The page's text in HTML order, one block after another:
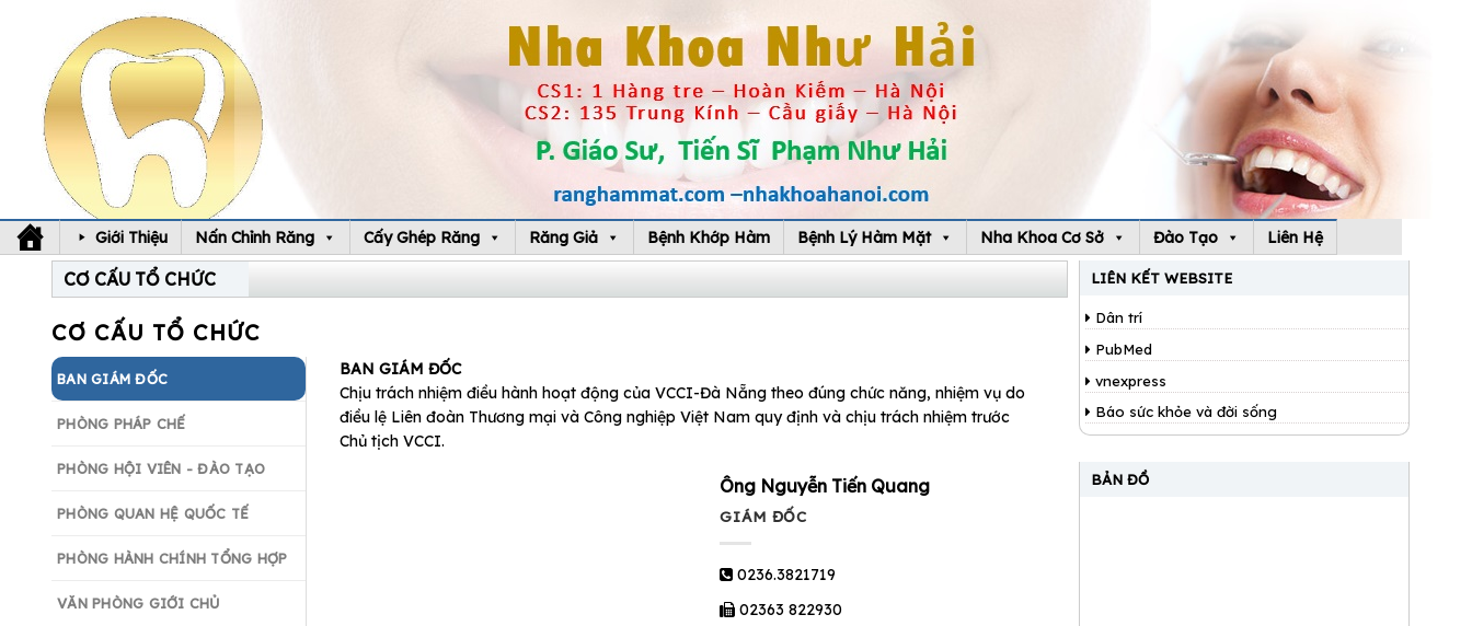
content
Giới Thiệu Nấn Chỉnh Răng Cấy Ghép Răng Răng Giả Bệnh Khớp Hàm Bệnh Lý Hàm Mặt Nha Khoa Cơ Sở Đào Tạo Liên Hệ
CƠ CẤU TỔ CHỨC
CƠ CẤU TỔ CHỨC
BAN GIÁM ĐỐC
PHÒNG PHÁP CHẾ
PHÒNG HỘI VIÊN - ĐÀO TẠO
PHÒNG QUAN HỆ QUỐC TẾ
PHÒNG HÀNH CHÍNH TỔNG HỢP
VĂN PHÒNG GIỚI CHỦ
BAN GIÁM ĐỐC
Chịu trách nhiệm điều hành hoạt động của VCCI-Đà Nẵng theo đúng chức năng, nhiệm vụ do
điều lệ Liên đoàn Thương mại và Công nghiệp Việt Nam quy định và chịu trách nhiệm trước
Chủ tịch VCCI.
Ông Nguyễn Tiến Quang
GIÁM ĐỐC
0236.3821719
02363 822930
LIÊN KẾT WEBSITE
Dân trí
PubMed
vnexpress
Báo sức khỏe và đời sống
BẢN ĐỒ